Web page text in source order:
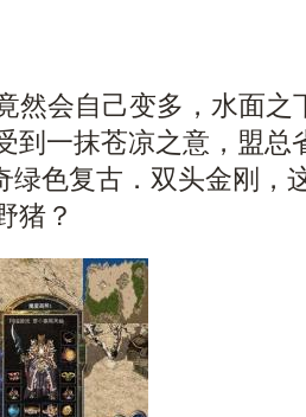
然会自己变多，水面之
到一抹苍凉之意，盟总
绿色复古．双头金刚，
猪？